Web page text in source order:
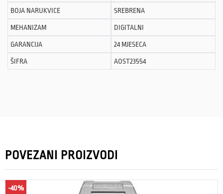
BOJA NARUKVICE SREBRENA
MEHANIZAM DIGITALNI
GARANCIJA 24 MJESECA
ŠIFRA AOST23554
POVEZANI PROIZVODI
-40%